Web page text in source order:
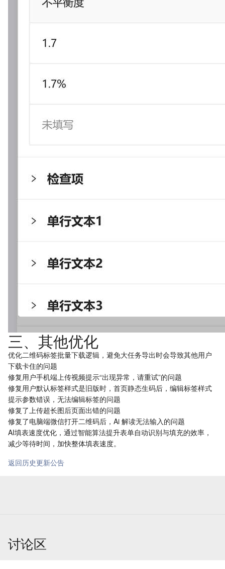
三、其他优化
优化二维码标签批量下载逻辑，避免大任务导出时会导致其他用户
下载卡住的问题
修复用户手机端上传视频提示“出现异常，请重试”的问题
修复用户默认标签样式是旧版时，首页静态生码后，编辑标签样式
提示参数错误，无法编辑标签的问题
修复了上传超长图后页面出错的问题
修复了电脑端微信打开二维码后，Ai 解读无法输入的问题
AI填表速度优化，通过智能算法提升表单自动识别与填充的效率，
减少等待时间，加快整体填表速度。
返回历史更新公告
讨论区